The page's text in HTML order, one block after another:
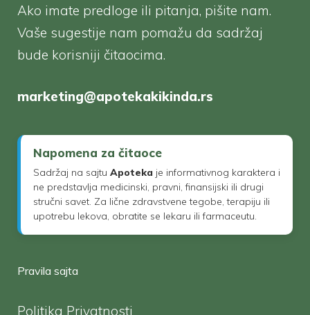
Ako imate predloge ili pitanja, pišite nam.
Vaše sugestije nam pomažu da sadržaj
bude korisniji čitaocima.
marketing@apotekakikinda.rs
Napomena za čitaoce
Sadržaj na sajtu Apoteka je informativnog karaktera i
ne predstavlja medicinski, pravni, finansijski ili drugi
stručni savet. Za lične zdravstvene tegobe, terapiju ili
upotrebu lekova, obratite se lekaru ili farmaceutu.
Pravila sajta
Politika Privatnosti